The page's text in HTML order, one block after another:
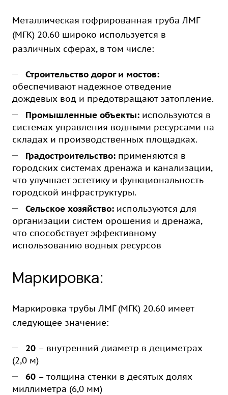
Металлическая гофрированная труба ЛМГ
(МГК) 20.60 широко используется в
различных сферах, в том числе:
Строительство дорог и мостов:
обеспечивают надежное отведение
дождевых вод и предотвращают затопление.
Промышленные объекты: используются в
системах управления водными ресурсами на
складах и производственных площадках.
Градостроительство: применяются в
городских системах дренажа и канализации,
что улучшает эстетику и функциональность
городской инфраструктуры.
Сельское хозяйство: используются для
организации систем орошения и дренажа,
что способствует эффективному
использованию водных ресурсов
Маркировка:
Маркировка трубы ЛМГ (МГК) 20.60 имеет
следующее значение:
20 – внутренний диаметр в дециметрах
(2,0 м)
60 – толщина стенки в десятых долях
миллиметра (6,0 мм)